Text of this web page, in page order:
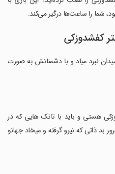
شما را ساعت‌ها درگیر می‌کند.
کفشدوزکی
نبرد میاد و با دشمنانش به صورت
هستی و باید با تانک هایی که در
بد ذاتی که نیرو گرفته و میخاد جهانو